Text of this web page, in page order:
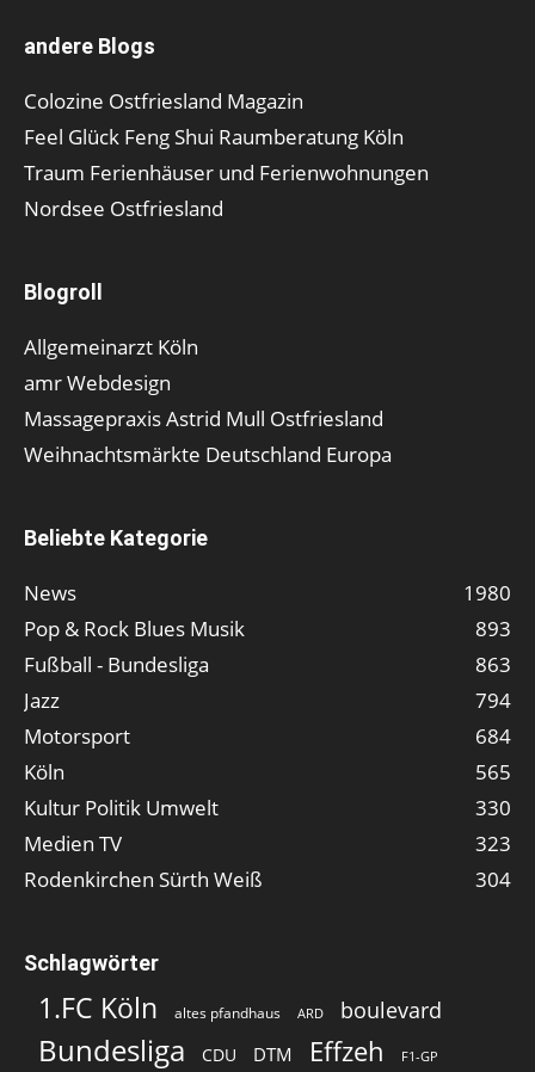
andere Blogs
Colozine Ostfriesland Magazin
Feel Glück Feng Shui Raumberatung Köln
Traum Ferienhäuser und Ferienwohnungen
Nordsee Ostfriesland
Blogroll
Allgemeinarzt Köln
amr Webdesign
Massagepraxis Astrid Mull Ostfriesland
Weihnachtsmärkte Deutschland Europa
Beliebte Kategorie
News
1980
Pop & Rock Blues Musik
893
Fußball - Bundesliga
863
Jazz
794
Motorsport
684
Köln
565
Kultur Politik Umwelt
330
Medien TV
323
Rodenkirchen Sürth Weiß
304
Schlagwörter
1.FC Köln altes pfandhaus ARD boulevard
Bundesliga CDU DTM Effzeh F1-GP